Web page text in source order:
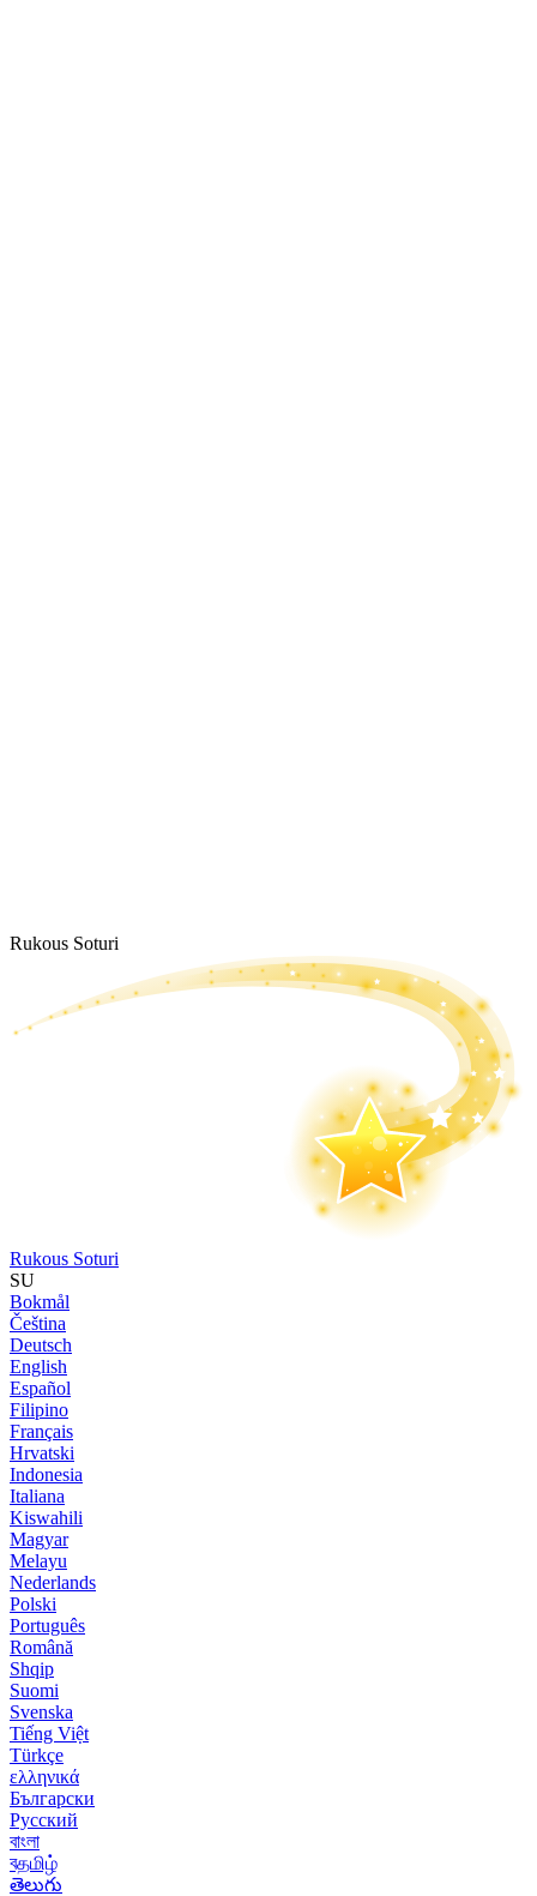
Rukous Soturi
Rukous Soturi
SU
Bokmål
Čeština
Deutsch
English
Español
Filipino
Français
Hrvatski
Indonesia
Italiana
Kiswahili
Magyar
Melayu
Nederlands
Polski
Português
Română
Shqip
Suomi
Svenska
Tiếng Việt
Türkçe
ελληνικά
Български
Русский
বাংলা
বதமிழ்
తెలుగు